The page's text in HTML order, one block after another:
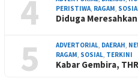
4
PERISTIWA RAGAM
Diduga
5 ADVERTORIAL DAERAH
RAGAM SOSIAL TERKINI
Kabar Gembira,